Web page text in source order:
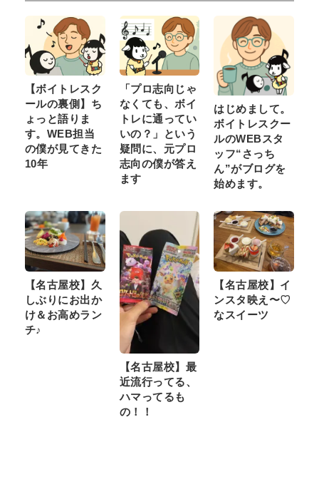
【ボイトレスク
ールの裏側】ち
ょっと語りま
す。WEB担当
の僕が見てきた
10年
「プロ志向じゃ
なくても、ボイ
トレに通ってい
いの？」という
疑問に、元プロ
志向の僕が答え
ます
はじめまして。
ボイトレスクー
ルのWEBスタ
ッフ“さっち
ん”がブログを
始めます。
【名古屋校】久
しぶりにお出か
け＆お高めラン
チ♪
【名古屋校】最
近流行ってる、
ハマってるも
の！！
【名古屋校】イ
ンスタ映え〜♡
なスイーツ